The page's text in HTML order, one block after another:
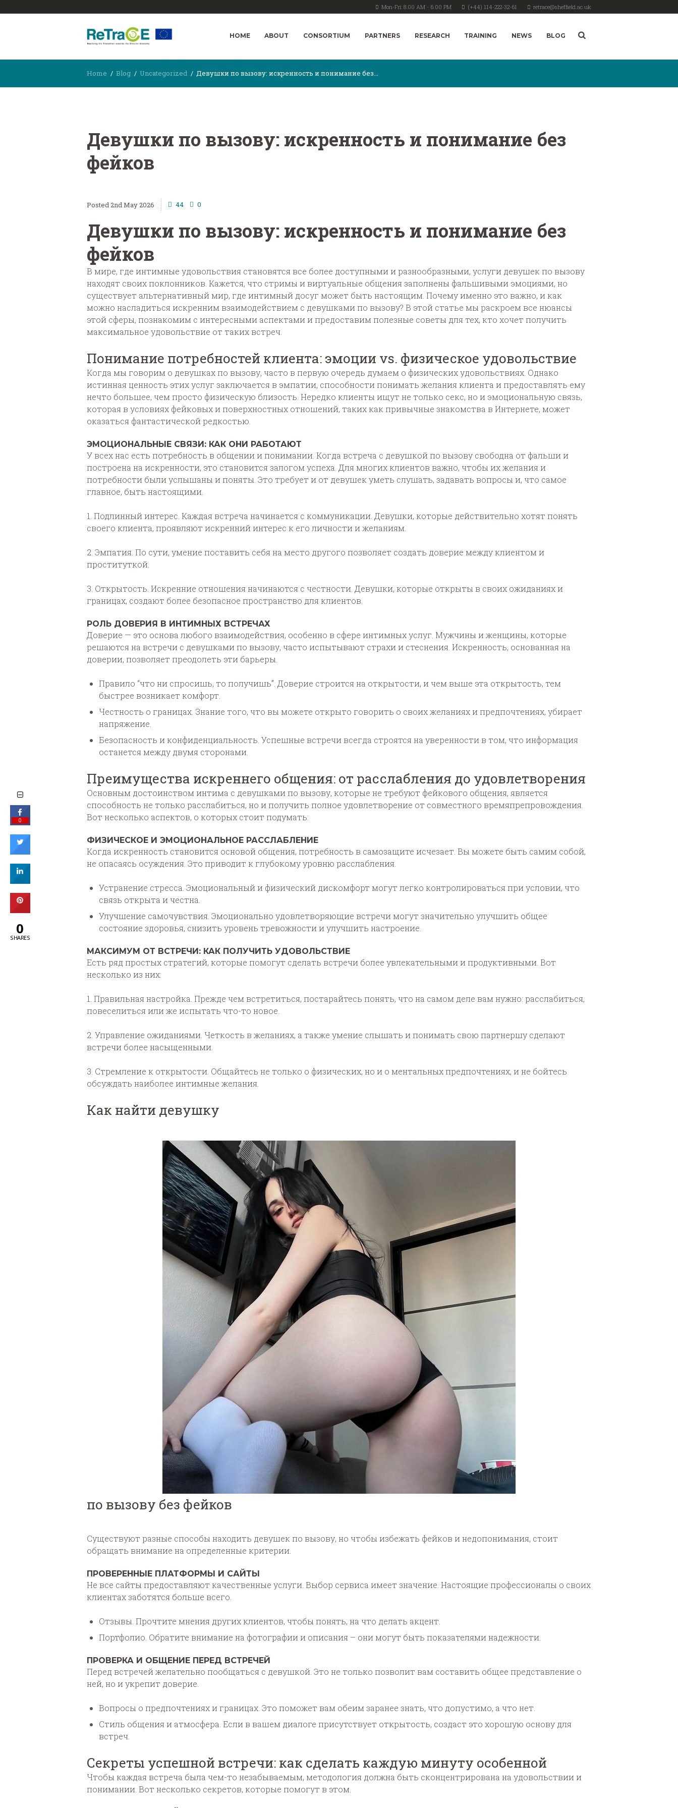
Mon-Fri: 8.00 AM - 6.00 PM (+44) 114-222-32-61 retrace@sheffield.ac.uk
HOME ABOUT CONSORTIUM PARTNERS RESEARCH TRAINING NEWS BLOG
Home Blog Uncategorized Девушки по вызову: искренность и понимание без...
Девушки по вызову: искренность и понимание без
фейков
2nd May 2026 44 0
Девушки по вызову: искренность и понимание без
фейков
В мире, где интимные удовольствия становятся все более доступными и разнообразными, услуги девушек по вызову
находят своих поклонников. Кажется, что стримы и виртуальные общения заполнены фальшивыми эмоциями, но
существует альтернативный мир, где интимный досуг может быть настоящим. Почему именно это важно, и как
можно насладиться искренним взаимодействием с девушками по вызову? В этой статье мы раскроем все нюансы
этой сферы, познакомим с интересными аспектами и предоставим полезные советы для тех, кто хочет получить
максимальное удовольствие от таких встреч.
Понимание потребностей клиента: эмоции vs. физическое удовольствие
Когда мы говорим о девушках по вызову, часто в первую очередь думаем о физических удовольствиях. Однако
истинная ценность этих услуг заключается в эмпатии, способности понимать желания клиента и предоставлять ему
нечто большее, чем просто физическую близость. Нередко клиенты ищут не только секс, но и эмоциональную связь,
которая в условиях фейковых и поверхностных отношений, таких как привычные знакомства в Интернете, может
оказаться фантастической редкостью.
ЭМОЦИОНАЛЬНЫЕ СВЯЗИ: КАК ОНИ РАБОТАЮТ
У всех нас есть потребность в общении и понимании. Когда встреча с девушкой по вызову свободна от фальши и
построена на искренности, это становится залогом успеха. Для многих клиентов важно, чтобы их желания и
потребности были услышаны и поняты. Это требует и от девушек уметь слушать, задавать вопросы и, что самое
главное, быть настоящими.
1. Подлинный интерес. Каждая встреча начинается с коммуникации. Девушки, которые действительно хотят понять
своего клиента, проявляют искренний интерес к его личности и желаниям.
2. Эмпатия. По сути, умение поставить себя на место другого позволяет создать доверие между клиентом и
проституткой.
3. Открытость. Искренние отношения начинаются с честности. Девушки, которые открыты в своих ожиданиях и
границах, создают более безопасное пространство для клиентов.
РОЛЬ ДОВЕРИЯ В ИНТИМНЫХ ВСТРЕЧАХ
Доверие — это основа любого взаимодействия, особенно в сфере интимных услуг. Мужчины и женщины, которые
решаются на встречи с девушками по вызову, часто испытывают страхи и стеснения. Искренность, основанная на
доверии, позволяет преодолеть эти барьеры.
Правило “что ни спросишь, то получишь”. Доверие строится на открытости, и чем выше эта открытость, тем
быстрее возникает комфорт.
Честность о границах. Знание того, что вы можете открыто говорить о своих желаниях и предпочтениях, убирает
напряжение.
Безопасность и конфиденциальность. Успешные встречи всегда строятся на уверенности в том, что информация
останется между двумя сторонами.
Преимущества искреннего общения: от расслабления до удовлетворения
Основным достоинством интима с девушками по вызову, которые не требуют фейкового общения, является
способность не только расслабиться, но и получить полное удовлетворение от совместного времяпрепровождения.
Вот несколько аспектов, о которых стоит подумать:
ФИЗИЧЕСКОЕ И ЭМОЦИОНАЛЬНОЕ РАССЛАБЛЕНИЕ
Когда искренность становится основой общения, потребность в самозащите исчезает. Вы можете быть самим собой,
не опасаясь осуждения. Это приводит к глубокому уровню расслабления.
Устранение стресса. Эмоциональный и физический дискомфорт могут легко контролироваться при условии, что
связь открыта и честна.
Улучшение самочувствия. Эмоционально удовлетворяющие встречи могут значительно улучшить общее
состояние здоровья, снизить уровень тревожности и улучшить настроение.
МАКСИМУМ ОТ ВСТРЕЧИ: КАК ПОЛУЧИТЬ УДОВОЛЬСТВИЕ
Есть ряд простых стратегий, которые помогут сделать встречи более увлекательными и продуктивными. Вот
несколько из них:
1. Правильная настройка. Прежде чем встретиться, постарайтесь понять, что на самом деле вам нужно: расслабиться,
повеселиться или же испытать что-то новое.
2. Управление ожиданиями. Четкость в желаниях, а также умение слышать и понимать свою партнершу сделают
встречи более насыщенными.
3. Стремление к открытости. Общайтесь не только о физических, но и о ментальных предпочтениях, и не бойтесь
обсуждать наиболее интимные желания.
Как найти девушку
по вызову без фейков
Существуют разные способы находить девушек по вызову, но чтобы избежать фейков и недопонимания, стоит
обращать внимание на определенные критерии.
ПРОВЕРЕННЫЕ ПЛАТФОРМЫ И САЙТЫ
Не все сайты предоставляют качественные услуги. Выбор сервиса имеет значение. Настоящие профессионалы о своих
клиентах заботятся больше всего.
Отзывы. Прочтите мнения других клиентов, чтобы понять, на что делать акцент.
Портфолио. Обратите внимание на фотографии и описания – они могут быть показателями надежности.
ПРОВЕРКА И ОБЩЕНИЕ ПЕРЕД ВСТРЕЧЕЙ
Перед встречей желательно пообщаться с девушкой. Это не только позволит вам составить общее представление о
ней, но и укрепит доверие.
Вопросы о предпочтениях и границах. Это поможет вам обеим заранее знать, что допустимо, а что нет.
Стиль общения и атмосфера. Если в вашем диалоге присутствует открытость, создаст это хорошую основу для
встреч.
Секреты успешной встречи: как сделать каждую минуту особенной
Чтобы каждая встреча была чем-то незабываемым, методология должна быть сконцентрирована на удовольствии и
понимании. Вот несколько секретов, которые помогут в этом.
0
0
SHARES